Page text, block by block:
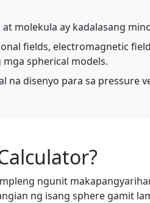
molekula ay kadalasang
fields, electromagnetic
spherical models.
na disenyo para sa pressure
ngunit
ng isang sphere gamit